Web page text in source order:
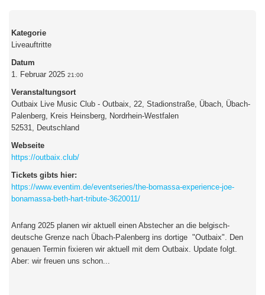
Kategorie
Liveauftritte
Datum
1. Februar 2025 21:00
Veranstaltungsort
Outbaix Live Music Club - Outbaix, 22, Stadionstraße, Übach, Übach-
Palenberg, Kreis Heinsberg, Nordrhein-Westfalen
52531, Deutschland
Webseite
https://outbaix.club/
Tickets gibts hier:
https://www.eventim.de/eventseries/the-bomassa-experience-joe-
bonamassa-beth-hart-tribute-3620011/
Anfang 2025 planen wir aktuell einen Abstecher an die belgisch-
deutsche Grenze nach Übach-Palenberg ins dortige "Outbaix". Den
genauen Termin fixieren wir aktuell mit dem Outbaix. Update folgt.
Aber: wir freuen uns schon...